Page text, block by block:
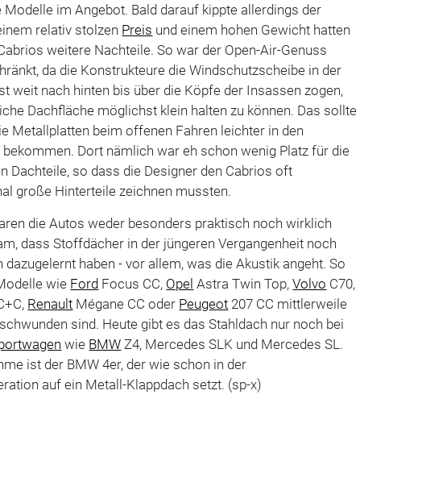
Modelle im Angebot. Bald darauf kippte allerdings der
relativ stolzen Preis und einem hohen Gewicht hatten
weitere Nachteile. So war der Open-Air-Genuss
da die Konstrukteure die Windschutzscheibe in der
weit nach hinten bis über die Köpfe der Insassen zogen,
Dachfläche möglichst klein halten zu können. Das sollte
Metallplatten beim offenen Fahren leichter in den
Dort nämlich war eh schon wenig Platz für die
Dachteile, so dass die Designer den Cabrios oft
große Hinterteile zeichnen mussten.
die Autos weder besonders praktisch noch wirklich
dass Stoffdächer in der jüngeren Vergangenheit noch
dazugelernt haben - vor allem, was die Akustik angeht. So
wie Ford Focus CC, Opel Astra Twin Top,Volvo C70,
Renault Mégane CC oder Peugeot 207 CC mittlerweile
sind. Heute gibt es das Stahldach nur noch bei
wie BMW Z4, Mercedes SLK und Mercedes SL.
ist der BMW 4er, der wie schon in der
auf ein Metall-Klappdach setzt. (sp-x)